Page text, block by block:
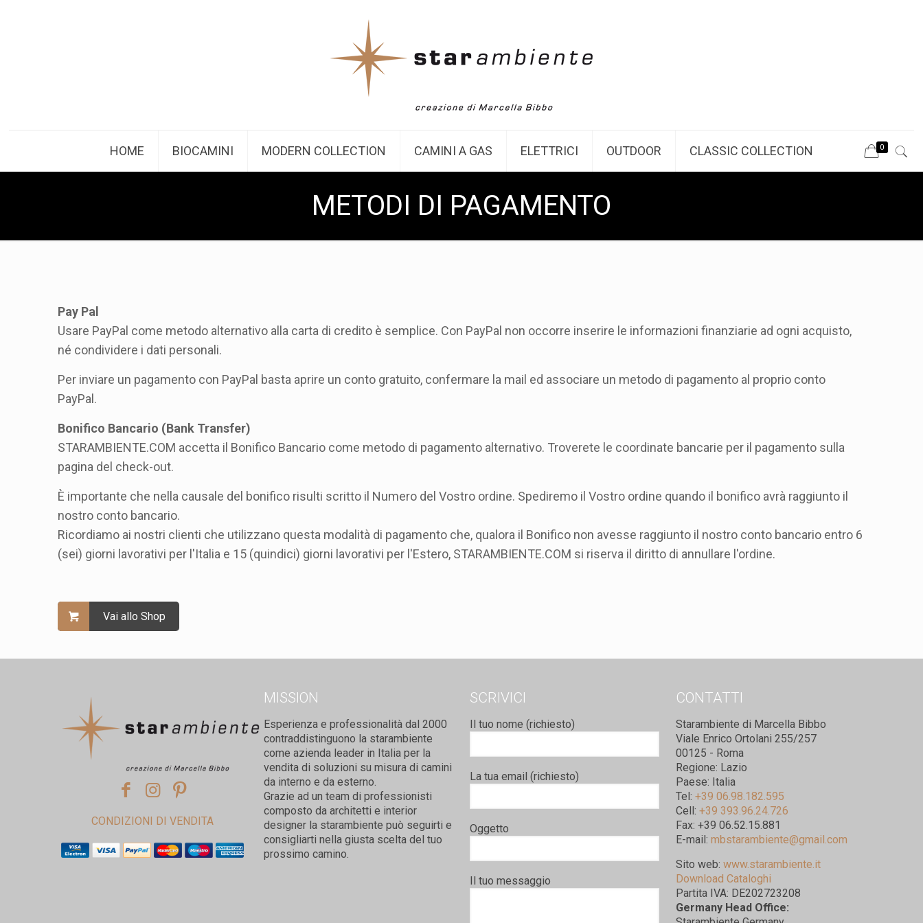
HOME BIOCAMINI MODERN COLLECTION CAMINI A GAS ELETTRICI OUTDOOR CLASSIC COLLECTION 0
METODI DI PAGAMENTO
Pay Pal
Usare PayPal come metodo alternativo alla carta di credito è semplice. Con PayPal non occorre inserire le informazioni finanziarie ad ogni acquisto,
né condividere i dati personali.
Per inviare un pagamento con PayPal basta aprire un conto gratuito, confermare la mail ed associare un metodo di pagamento al proprio conto
PayPal.
Bonifico Bancario (Bank Transfer)
STARAMBIENTE.COM accetta il Bonifico Bancario come metodo di pagamento alternativo. Troverete le coordinate bancarie per il pagamento sulla
pagina del check-out.
È importante che nella causale del bonifico risulti scritto il Numero del Vostro ordine. Spediremo il Vostro ordine quando il bonifico avrà raggiunto il
nostro conto bancario.
Ricordiamo ai nostri clienti che utilizzano questa modalità di pagamento che, qualora il Bonifico non avesse raggiunto il nostro conto bancario entro 6
(sei) giorni lavorativi per l'Italia e 15 (quindici) giorni lavorativi per l'Estero, STARAMBIENTE.COM si riserva il diritto di annullare l'ordine.
Vai allo Shop
CONDIZIONI DI VENDITA
MISSION
Esperienza e professionalità dal 2000
contraddistinguono la starambiente
come azienda leader in Italia per la
vendita di soluzioni su misura di camini
da interno e da esterno.
Grazie ad un team di professionisti
composto da architetti e interior
designer la starambiente può seguirti e
consigliarti nella giusta scelta del tuo
prossimo camino.
SCRIVICI
Il tuo nome (richiesto)
La tua email (richiesto)
Oggetto
Il tuo messaggio
CONTATTI
Starambiente di Marcella Bibbo
Viale Enrico Ortolani 255/257
00125 - Roma
Regione: Lazio
Paese: Italia
Tel: +39 06.98.182.595
Cell: +39 393.96.24.726
Fax: +39 06.52.15.881
E-mail: mbstarambiente@gmail.com
Sito web: www.starambiente.it
Download Cataloghi
Partita IVA: DE202723208
Germany Head Office: